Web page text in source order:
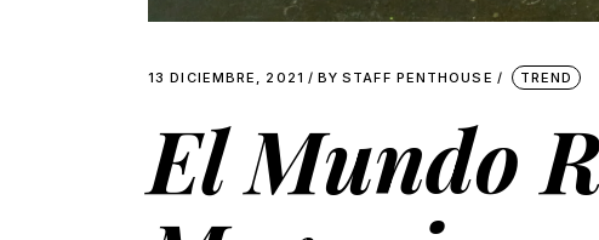
13 DICIEMBRE, 2021 BY STAFF PENTHOUSE TREND
El Mundo